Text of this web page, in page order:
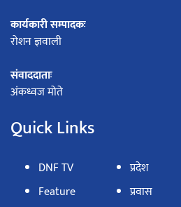
कार्यकारी सम्पादकः
रोशन ज्ञवाली
संवाददाताः
अंकध्वज मोते
Quick Links
DNF TV
Feature
प्रदेश
प्रवास